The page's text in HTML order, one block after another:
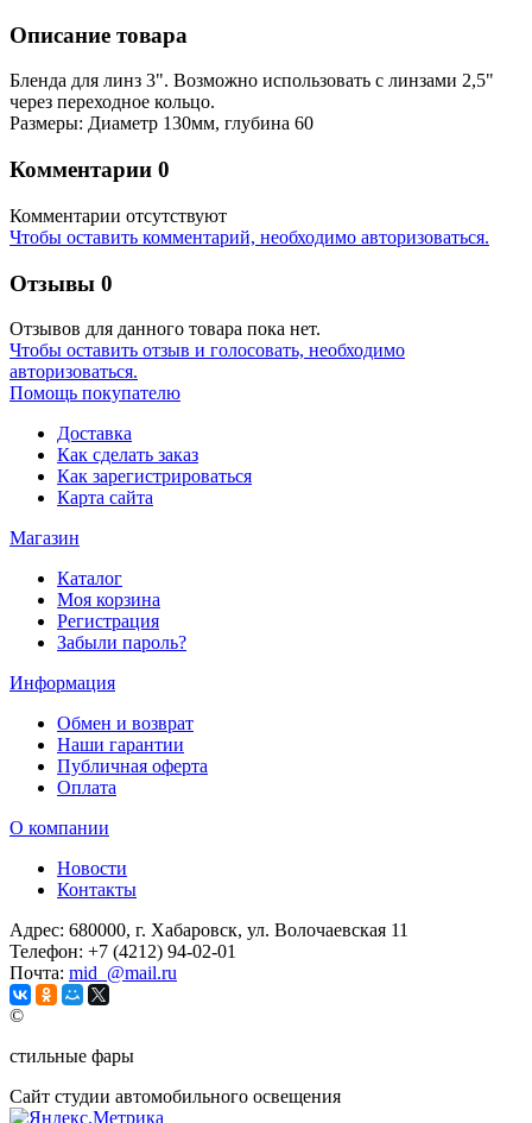
Описание товара
Бленда для линз 3". Возможно использовать с линзами 2,5"
через переходное кольцо.
Размеры: Диаметр 130мм, глубина 60
Комментарии 0
Комментарии отсутствуют
Чтобы оставить комментарий, необходимо авторизоваться.
Отзывы 0
Отзывов для данного товара пока нет.
Чтобы оcтавить отзыв и голосовать, необходимо
авторизоваться.
Помощь покупателю
Доставка
Как сделать заказ
Как зарегистрироваться
Карта сайта
Магазин
Каталог
Моя корзина
Регистрация
Забыли пароль?
Информация
Обмен и возврат
Наши гарантии
Публичная оферта
Оплата
О компании
Новости
Контакты
Адрес: 680000, г. Хабаровск, ул. Волочаевская 11
Телефон: +7 (4212) 94-02-01
Почта: mid_@mail.ru
©
стильные фары
Сайт студии автомобильного освещения